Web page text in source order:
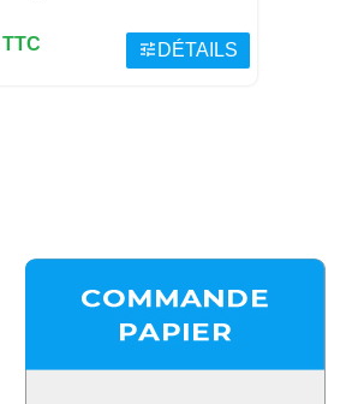
TTC tune DÉTAILS